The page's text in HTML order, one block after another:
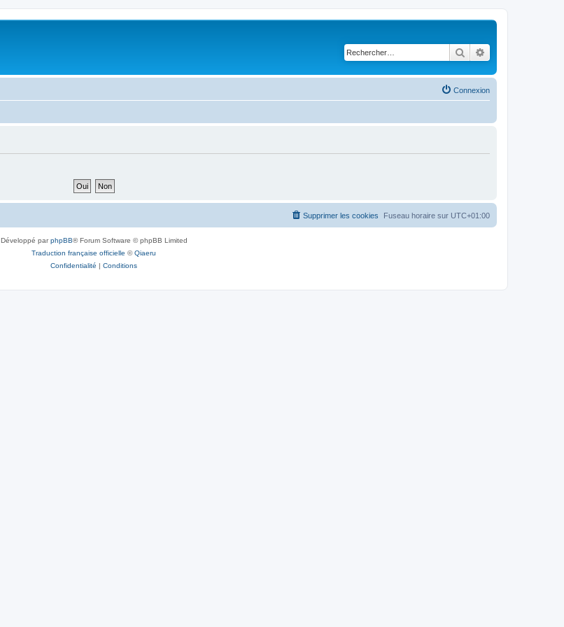
Rechercher
Connexion
Fuseau horaire sur UTC+01:00
Supprimer les cookies
Développé parphpBB® Forum Software © phpBB Limited
Traduction française officielle ©Qiaeru
Confidentialité | Conditions